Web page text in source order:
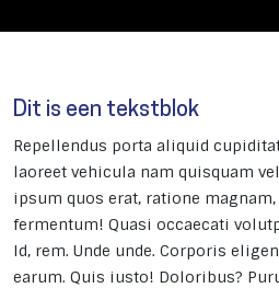
Dit is een tekstblok
Repellendus porta aliquid
laoreet vehicula nam quisquam
ipsum quos erat, ratione
fermentum! Quasi occaecati
Id, rem. Unde unde. Corporis
earum. Quis iusto! Doloribus?